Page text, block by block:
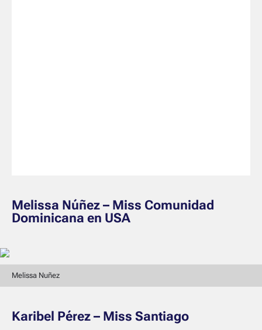
Melissa Núñez – Miss Comunidad
Dominicana en USA
Melissa Nuñez
Karibel Pérez – Miss Santiago